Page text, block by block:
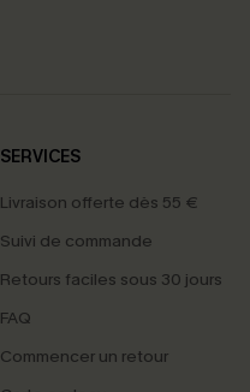
SERVICES
Livraison offerte dès 55 €
Suivi de commande
Retours faciles sous 30 jours
FAQ
Commencer un retour